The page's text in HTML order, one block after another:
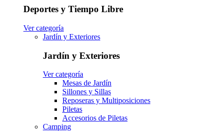
Deportes y Tiempo Libre
Ver categoría
Jardín y Exteriores
Jardín y Exteriores
Ver categoría
Mesas de Jardín
Sillones y Sillas
Reposeras y Multiposiciones
Piletas
Accesorios de Piletas
Camping